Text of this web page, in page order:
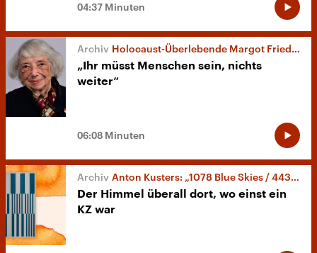
04:37 Minuten
Holocaust-Überlebende Margot Friedländer wird 100
„Ihr müsst Menschen sein, nichts
weiter“
06:08 Minuten
Anton Kusters: „1078 Blue Skies / 4432 Days“.
Der Himmel überall dort, wo einst ein
KZ war